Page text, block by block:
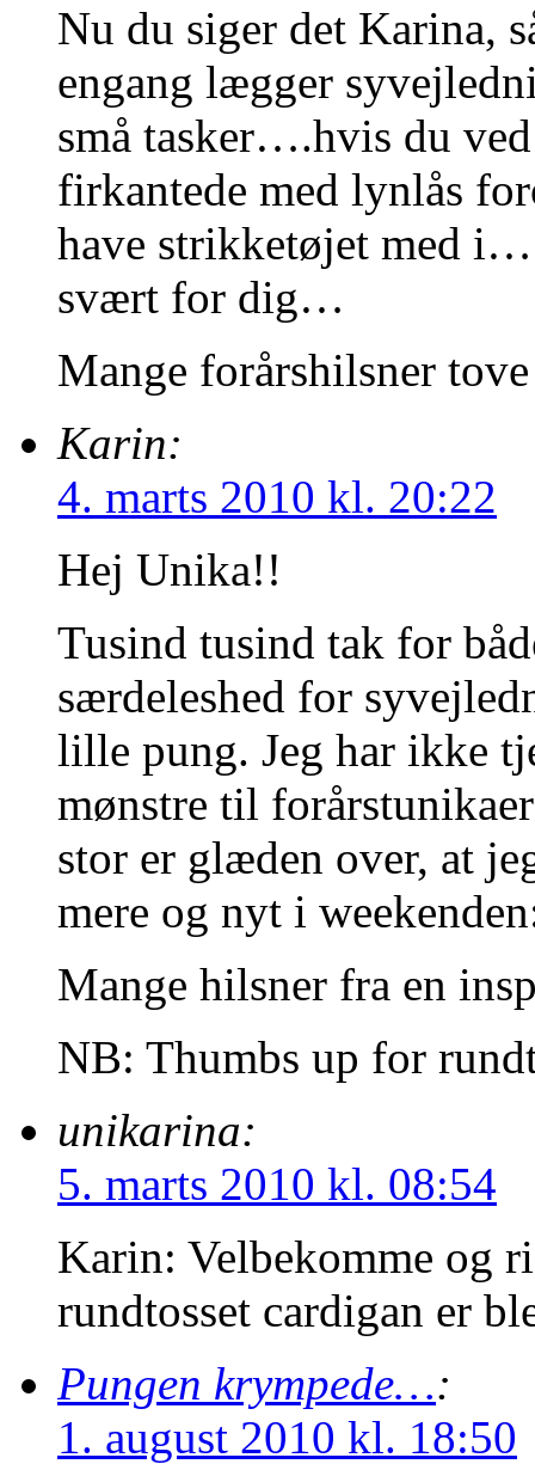
Nu du siger det Karina,
engang lægger
små tasker….hvis du
firkantede med lynlås
have strikketøjet med
svært for dig…
Mange forårshilsner tove
Karin:
4. marts 2010 kl. 20:22
Hej Unika!!
Tusind tusind tak for
særdeleshed for
lille pung. Jeg har ikke
mønstre til
stor er glæden over, at
mere og nyt i
Mange hilsner fra en
NB: Thumbs up for
unikarina:
5. marts 2010 kl. 08:54
Karin: Velbekomme og
rundtosset cardigan er
Pungen krympede…:
1. august 2010 kl. 18:50